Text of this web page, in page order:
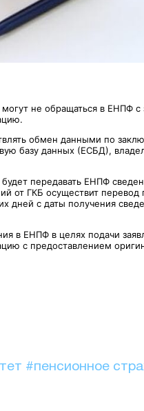
не обращаться в ЕНПФ с
обмен данными по
базу данных (ЕСБД),
передавать ЕНПФ
от ГКБ осуществит перевод
дней с даты получения
в ЕНПФ в целях подачи
с предоставлением
#пенсионное